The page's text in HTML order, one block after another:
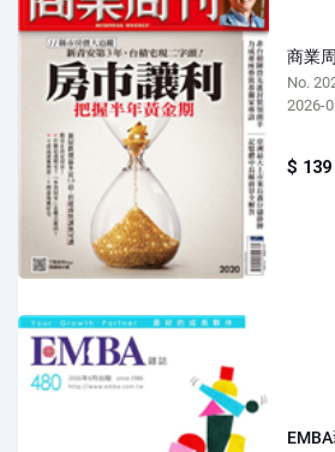
商業
No.
2026-
$ 139